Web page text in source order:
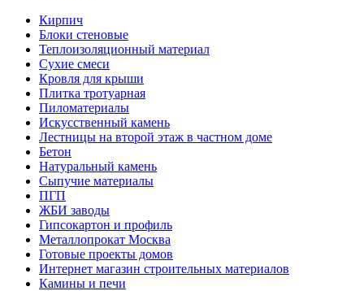
Кирпич
Блоки стеновые
Теплоизоляционный материал
Сухие смеси
Кровля для крыши
Плитка тротуарная
Пиломатериалы
Искусственный камень
Лестницы на второй этаж в частном доме
Бетон
Натуральный камень
Сыпучие материалы
ПГП
ЖБИ заводы
Гипсокартон и профиль
Металлопрокат Москва
Готовые проекты домов
Интернет магазин строительных материалов
Камины и печи